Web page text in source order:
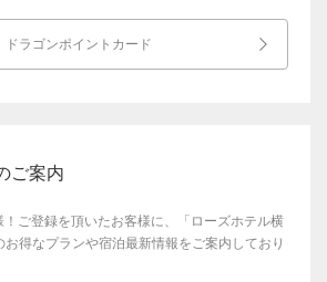
ドラゴンポイントカード
ご案内
ご登録を頂いたお客様に、「ローズホテル横
お得なプランや宿泊最新情報をご案内しており